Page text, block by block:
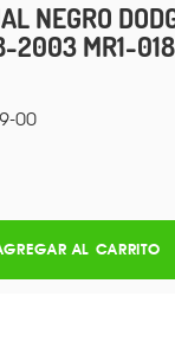
NEGRO
2003 MR1-
00
AL CARRITO